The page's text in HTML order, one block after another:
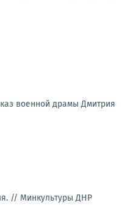
военной драмы Дмитрия
// Минкультуры ДНР